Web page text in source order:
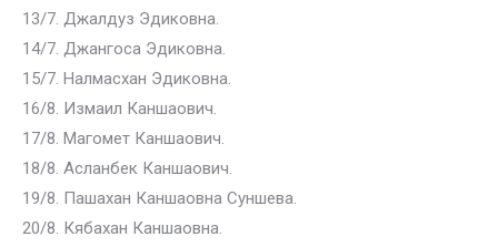
13/7. Джалдуз Эдиковна.
14/7. Джангоса Эдиковна.
15/7. Налмасхан Эдиковна.
16/8. Измаил Каншаович.
17/8. Магомет Каншаович.
18/8. Асланбек Каншаович.
19/8. Пашахан Каншаовна Суншева.
20/8. Кябахан Каншаовна.